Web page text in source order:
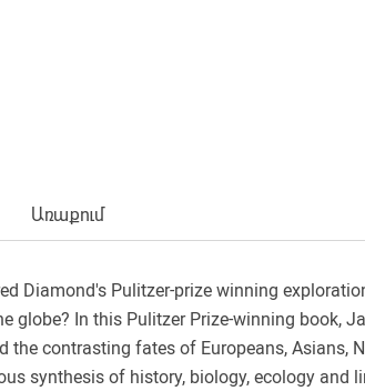
Առաքում
Diamond's Pulitzer-prize winning
globe? In this Pulitzer Prize-winning book,
the contrasting fates of Europeans, Asians,
synthesis of history, biology, ecology and